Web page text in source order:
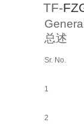
TF-
总述
Sr. No.
1
2